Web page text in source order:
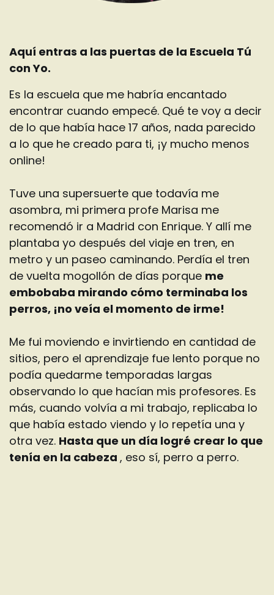
Aquí entras a las puertas de la Escuela Tú
con Yo.
Es la escuela que me habría encantado
encontrar cuando empecé. Qué te voy a decir
de lo que había hace 17 años, nada parecido
a lo que he creado para ti, ¡y mucho menos
online!
Tuve una supersuerte que todavía me
asombra, mi primera profe Marisa me
recomendó ir a Madrid con Enrique. Y allí me
plantaba yo después del viaje en tren, en
metro y un paseo caminando. Perdía el tren
de vuelta mogollón de días porque me
embobaba mirando cómo terminaba los
perros, ¡no veía el momento de irme!
Me fui moviendo e invirtiendo en cantidad de
sitios, pero el aprendizaje fue lento porque no
podía quedarme temporadas largas
observando lo que hacían mis profesores. Es
más, cuando volvía a mi trabajo, replicaba lo
que había estado viendo y lo repetía una y
otra vez. Hasta que un día logré crear lo que
tenía en la cabeza , eso sí, perro a perro.